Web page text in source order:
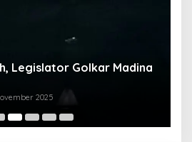
Legislator Golkar Madina
2025